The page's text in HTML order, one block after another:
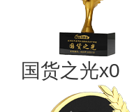
国货之光x0